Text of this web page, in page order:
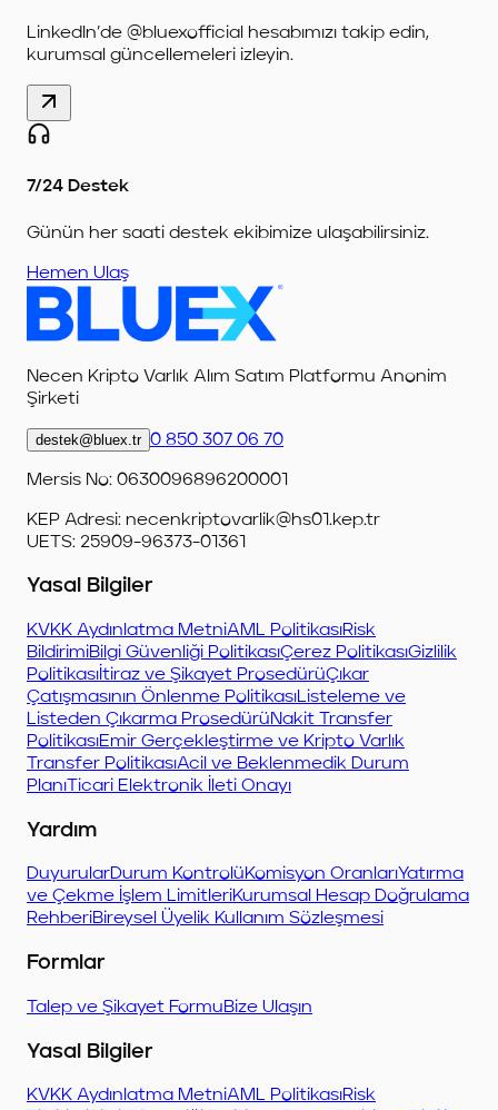
LinkedIn’de @bluexofficial hesabımızı takip edin,
kurumsal güncellemeleri izleyin.
7/24 Destek
Günün her saati destek ekibimize ulaşabilirsiniz.
Hemen Ulaş
Necen Kripto Varlık Alım Satım Platformu Anonim
Şirketi
destek@bluex.tr 0 850 307 06 70
Mersis No: 0630096896200001
KEP Adresi: necenkriptovarlik@hs01.kep.tr
UETS: 25909-96373-01361
Yasal Bilgiler
KVKK Aydınlatma MetniAML PolitikasıRisk
BildirimiBilgi Güvenliği PolitikasıÇerez PolitikasıGizlilik
Politikasıİtiraz ve Şikayet ProsedürüÇıkar
Çatışmasının Önlenme PolitikasıListeleme ve
Listeden Çıkarma ProsedürüNakit Transfer
PolitikasıEmir Gerçekleştirme ve Kripto Varlık
Transfer PolitikasıAcil ve Beklenmedik Durum
Planı Ticari Elektronik İleti Onayı
Yardım
DuyurularDurum KontrolüKomisyon OranlarıYatırma
ve Çekme İşlem LimitleriKurumsal Hesap Doğrulama
RehberiBireysel Üyelik Kullanım Sözleşmesi
Formlar
Talep ve Şikayet FormuBize Ulaşın
Yasal Bilgiler
KVKK Aydınlatma MetniAML PolitikasıRisk